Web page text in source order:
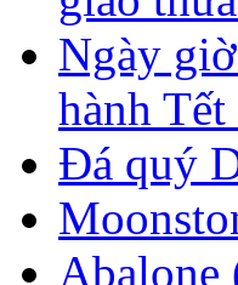
Ngày
hành
Đá quý
Abalone